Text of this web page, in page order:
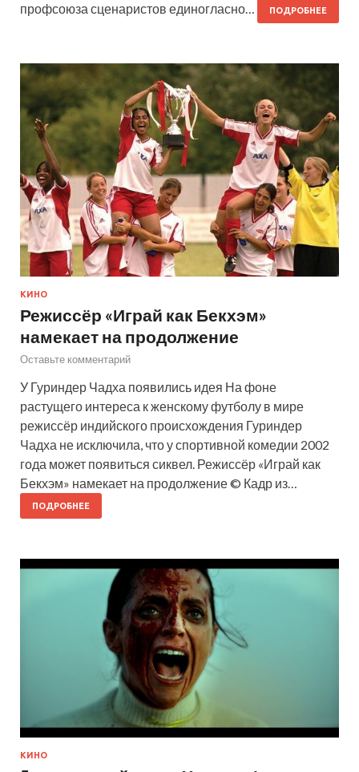
профсоюза сценаристов единогласно…
ПОДРОБНЕЕ
КИНО
Режиссёр «Играй как Бекхэм»
намекает на продолжение
Оставьте комментарий
У Гуриндер Чадха появились идея На фоне
растущего интереса к женскому футболу в мире
режиссёр индийского происхождения Гуриндер
Чадха не исключила, что у спортивной комедии 2002
года может появиться сиквел. Режиссёр «Играй как
Бекхэм» намекает на продолжение © Кадр из…
ПОДРОБНЕЕ
КИНО